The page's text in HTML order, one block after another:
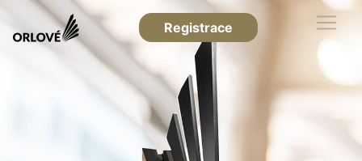
Registrace